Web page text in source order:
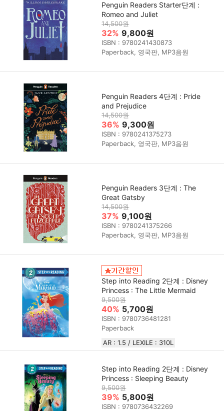
Penguin Readers Starter단계 :
Romeo and Juliet
14,500원
32% 9,800원
ISBN : 9780241430873
Paperback, 영국판, MP3음원
Penguin Readers 4단계 : Pride
and Prejudice
14,500원
36% 9,300원
ISBN : 9780241375273
Paperback, 영국판, MP3음원
Penguin Readers 3단계 : The
Great Gatsby
14,500원
37% 9,100원
ISBN : 9780241375266
Paperback, 영국판, MP3음원
Step into Reading 2단계 : Disney
Princess : The Little Mermaid
9,500원
40% 5,700원
ISBN : 9780736481281
Paperback
AR : 1.5 / LEXILE : 310L
Step into Reading 2단계 : Disney
Princess : Sleeping Beauty
9,500원
39% 5,800원
ISBN : 9780736432269